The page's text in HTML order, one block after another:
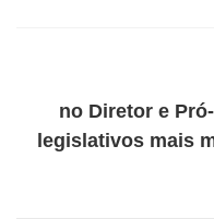
no Diretor e
legislativos mais